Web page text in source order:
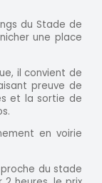
du Stade de
une place
il convient de
preuve de
et la sortie de
en voirie
du stade